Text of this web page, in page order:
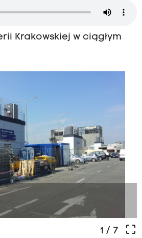
Krakowskiej w ciągłym
crop_free
1 / 7